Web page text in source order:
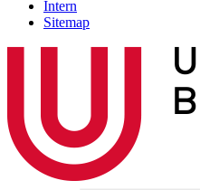
Intern
Sitemap